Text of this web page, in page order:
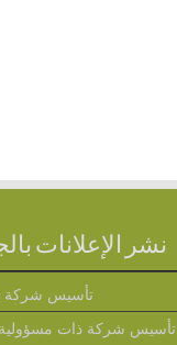
نشر الإعلانات
تأسيس شركة
تأسيس شركة ذات